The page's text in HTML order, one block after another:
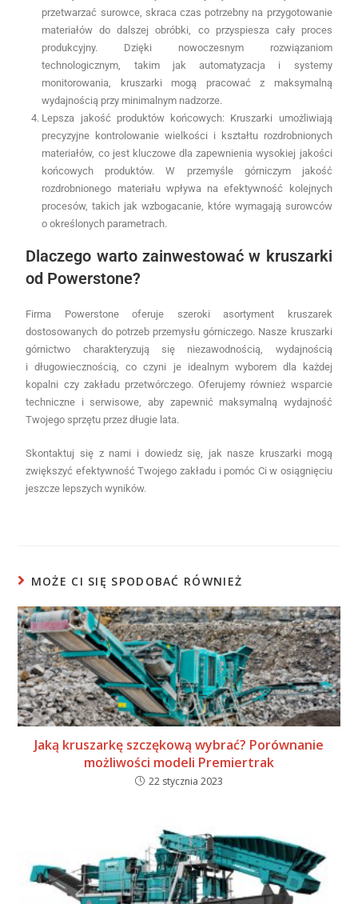
przetwarzać surowce, skraca czas potrzebny na przygotowanie
materiałów do dalszej obróbki, co przyspiesza cały proces
produkcyjny. Dzięki nowoczesnym rozwiązaniom
technologicznym, takim jak automatyzacja i systemy
monitorowania, kruszarki mogą pracować z maksymalną
wydajnością przy minimalnym nadzorze.
Lepsza jakość produktów końcowych: Kruszarki umożliwiają
precyzyjne kontrolowanie wielkości i kształtu rozdrobnionych
materiałów, co jest kluczowe dla zapewnienia wysokiej jakości
końcowych produktów. W przemyśle górniczym jakość
rozdrobnionego materiału wpływa na efektywność kolejnych
procesów, takich jak wzbogacanie, które wymagają surowców
o określonych parametrach.
Dlaczego warto zainwestować w kruszarki
od Powerstone?
Firma Powerstone oferuje szeroki asortyment kruszarek
dostosowanych do potrzeb przemysłu górniczego. Nasze kruszarki
górnictwo charakteryzują się niezawodnością, wydajnością
i długowiecznością, co czyni je idealnym wyborem dla każdej
kopalni czy zakładu przetwórczego. Oferujemy również wsparcie
techniczne i serwisowe, aby zapewnić maksymalną wydajność
Twojego sprzętu przez długie lata.
Skontaktuj się z nami i dowiedz się, jak nasze kruszarki mogą
zwiększyć efektywność Twojego zakładu i pomóc Ci w osiągnięciu
jeszcze lepszych wyników.
MOŻE CI SIĘ SPODOBAĆ RÓWNIEŻ
Jaką kruszarkę szczękową wybrać? Porównanie
możliwości modeli Premiertrak
22 stycznia 2023